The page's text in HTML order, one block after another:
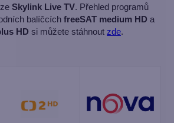
Skylink Live TV. Přehled programů
balíčcích freeSAT medium HD a
HD si můžete stáhnout zde.